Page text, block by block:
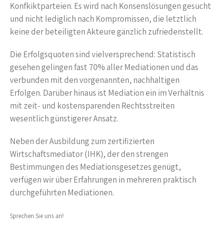
Konfkiktparteien. Es wird nach Konsenslösungen gesucht
und nicht lediglich nach Kompromissen, die letztlich
keine der beteiligten Akteure gänzlich zufriedenstellt.
Die Erfolgsquoten sind vielversprechend: Statistisch
gesehen gelingen fast 70% aller Mediationen und das
verbunden mit den vorgenannten, nachhaltigen
Erfolgen. Darüber hinaus ist Mediation ein im Verhältnis
mit zeit- und kostensparenden Rechtsstreiten
wesentlich günstigerer Ansatz.
Neben der Ausbildung zum zertifizierten
Wirtschaftsmediator (IHK), der den strengen
Bestimmungen des Mediationsgesetzes genügt,
verfügen wir über Erfahrungen in mehreren praktisch
durchgeführten Mediationen.
Sprechen Sie uns an!